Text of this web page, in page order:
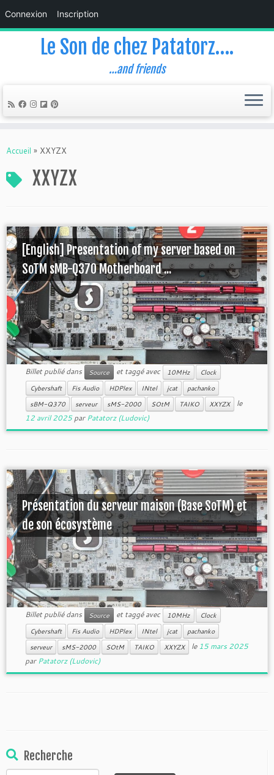
Connexion Inscription
Le Son de chez Patatorz….
…and friends
Accueil » XXYZX
XXYZX
[English] Presentation of my server based on
SoTM sMB-Q370 Motherboard ...
Billet publié dans Source et taggé avec 10MHz
Clock
Cybershaft
Fis Audio HDPlex INtel jcat
pachanko
sBM-Q370
serveur sMS-2000 SOtM TAIKO XXYZX
le
12 avril 2025 parPatatorz (Ludovic)
Présentation du serveur maison (Base SoTM) et
de son écosystème
Billet publié dans Source et taggé avec 10MHz
Clock
Cybershaft
Fis Audio HDPlex INtel jcat
pachanko
serveur
sMS-2000 SOtM TAIKO XXYZX le15 mars 2025
parPatatorz (Ludovic)
Recherche